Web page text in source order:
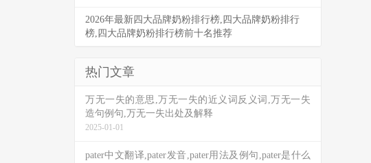
2026年最新四大品牌奶粉排行榜,四大品牌奶粉排行
榜,四大品牌奶粉排行榜前十名推荐
热门文章
万无一失的意思,万无一失的近义词反义词,万无一失
造句例句,万无一失出处及解释
2025-01-01
pater中文翻译,pater发音,pater用法及例句,pater是什么